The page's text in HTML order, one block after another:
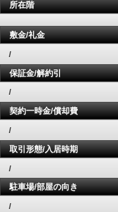
所在階
敷金/礼金
/
保証金/解約引
/
契約一時金/償却費
/
取引形態/入居時期
/
駐車場/部屋の向き
/